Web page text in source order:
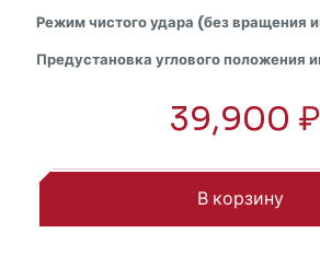
Режим чистого удара (без вращения
Предустановка углового положения
39,900 ₽
В корзину